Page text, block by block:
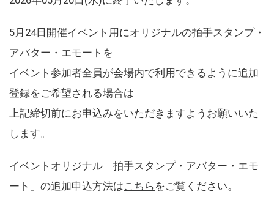
5月24日開催イベント用にオリジナルの拍手スタンプ・
アバター・エモートを
イベント参加者全員が会場内で利用できるように追加
登録をご希望される場合は
上記締切前にお申込みをいただきますようお願いいた
します。
イベントオリジナル「拍手スタンプ・アバター・エモ
ート」の追加申込方法はこちら をご覧ください。